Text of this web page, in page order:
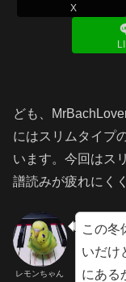
X
ども、
にはスリムタイプ
います。今回はス
譜読みが疲れにく
レモンちゃん
この冬
いだけ
にある